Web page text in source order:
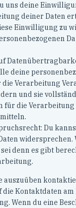
uns deine
deiner Daten
Einwilligung zu
deine
die Verarbeitung
und sie
für die
Du
widersprechen.
sei denn es gibt
auszuüben
die Kontaktdaten am
Wenn du eine